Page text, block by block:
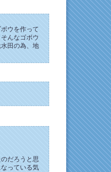
ウを作って
んなゴボウ
田の為、地
だろうと思
っている気